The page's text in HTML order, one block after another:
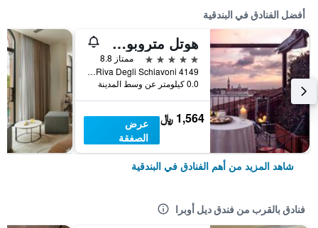
أفضل الفنادق في البندقية
هوتل متروبول فينيتسيا
5 نجوم
ممتاز 8.8
Riva Degli Schiavoni 4149, البندقية, فينيتو, إيطاليا
0.0 كيلومتر عن وسط المدينة
1,564 ﷼
عرض
الصفقة
شاهد المزيد من أهم الفنادق في البندقية
فنادق بالقرب من فندق ديل أوبرا